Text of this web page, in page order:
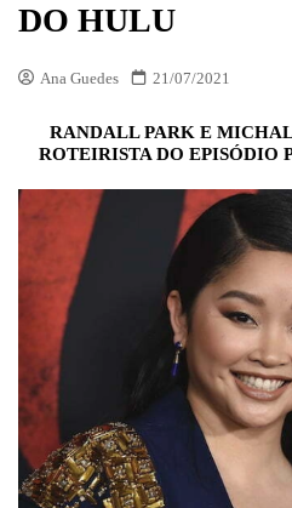
DO HULU
Ana Guedes 21/07/2021
RANDALL PARK E
ROTEIRISTA DO EPISÓDIO